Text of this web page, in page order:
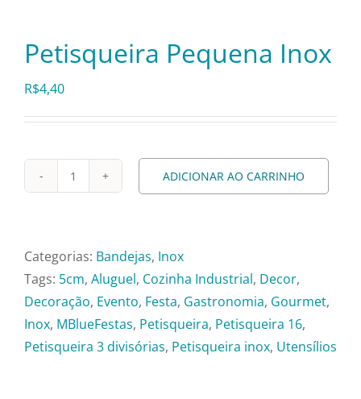
Sousplat
Toalhas e Guardanapos
Travessas e Bandejas
Utensílios e Diversos
Lançamentos
Petisqueira Pequena Inox
R$4,40
Petisqueira
quantidade
ADICIONAR AO CARRINHO
Categorias: Bandejas, Inox
Tags: 5cm, Aluguel, Cozinha Industrial, Decor,
Decoração, Evento, Festa, Gastronomia, Gourmet,
Inox, MBlueFestas, Petisqueira, Petisqueira 16,
Petisqueira 3 divisórias, Petisqueira inox, Utensílios